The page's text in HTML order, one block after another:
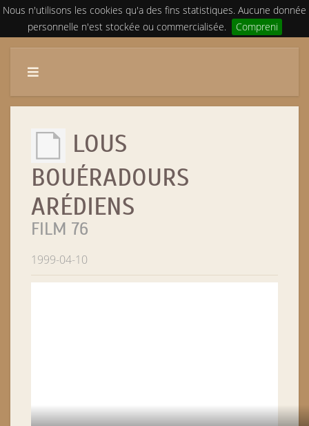
Nous n'utilisons les cookies qu'a des fins statistiques. Aucune donnée
personnelle n'est stockée ou commercialisée.
Compreni
LOUS
BOUÉRADOURS
ARÉDIENS
FILM 76
1999-04-10